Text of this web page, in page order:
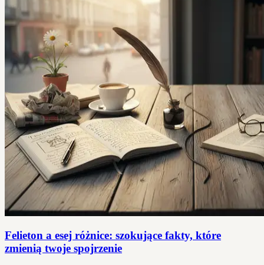
Felieton a esej różnice: szokujące fakty, które
zmienią twoje spojrzenie